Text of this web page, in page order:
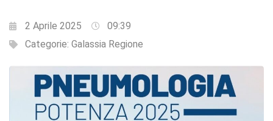
2 Aprile 2025
09:39
Categorie: Galassia Regione